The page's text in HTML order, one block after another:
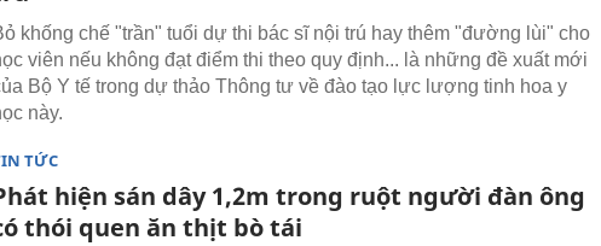
khống chế "trần" tuổi dự thi bác sĩ nội trú hay thêm "đường lùi" cho
viên nếu không đạt điểm thi theo quy định... là những đề xuất mới
Bộ Y tế trong dự thảo Thông tư về đào tạo lực lượng tinh hoa y
này.
TỨC
hiện sán dây 1,2m trong ruột người đàn ông
thói quen ăn thịt bò tái